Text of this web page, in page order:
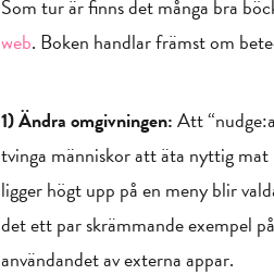
Som tur är finns det många bra
web. Boken handlar främst om
1) Ändra omgivningen:Att
tvinga människor att äta nyttig mat
ligger högt upp på en meny blir
det ett par skrämmande exempel
användandet av externa appar.